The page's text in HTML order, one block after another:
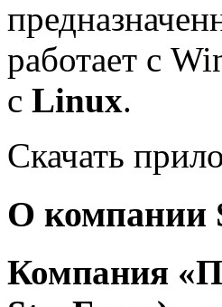
работает с
с Linux.
Скачать
О компании
Компания